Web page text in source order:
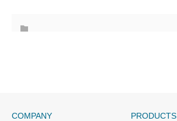
COMPANY PRODUCTS